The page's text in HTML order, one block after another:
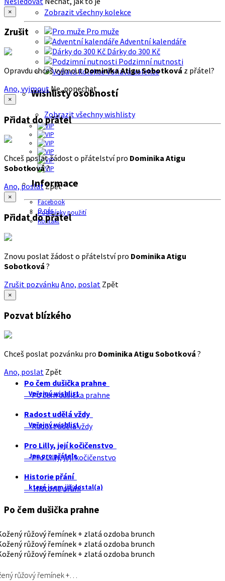
Zobrazit všechny kolekce
Pro muže
Adventní kalendáře
Dárky do 300 Kč
Podzimní nutnosti
Voňavá kolekce
Wishlisty osobností
Zobrazit všechny wishlisty
Informace
Facebook
O nás
Podmínky použití
Kontakt
×
Zrušit
Opravdu chceš vyjmoutDominika Atigu Sobotková z přátel?
Ano, vyjmout Ne, ponechat
×
Přidat do přátel
Chceš poslat žádost o přátelství pro Dominika Atigu
Sobotková?
Ano, poslatZpět
×
Přidat do přátel
Znovu poslat žádost o přátelství pro Dominika Atigu
Sobotková ?
Zrušit pozvánku Ano, poslat Zpět
×
Pozvat blízkého
Chceš poslat pozvánku pro Dominika Atigu Sobotková ?
Ano, poslat Zpět
Po čem dušička prahne
Veřejný wishlist
Po čem dušička prahne
Radost udělá vždy
Veřejný wishlist
Radost udělá vždy
Pro Lilly, její kočičenstvo
Jen pro přátele
Pro Lilly, její kočičenstvo
Historie přání
které jsem již dostal(a)
Historie přání
Po čem dušička prahne
růžový řemínek +…